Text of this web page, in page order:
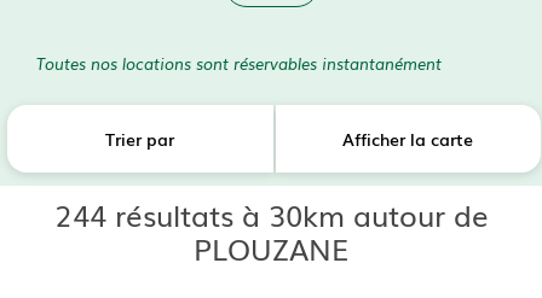
Toutes nos locations sont réservables instantanément
244 résultats à 30km autour de
PLOUZANE
Trier par Afficher la carte